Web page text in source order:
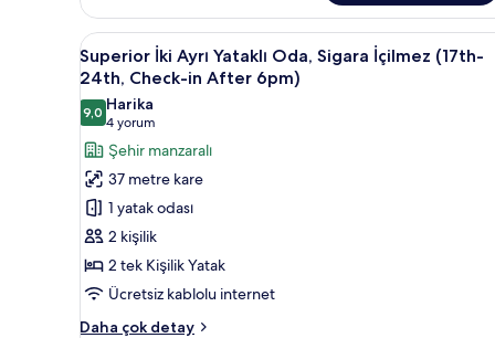
Oda,
Sigara
İçilmez
(10th-
hakkında
daha
fazla
detay
Superior
İki
Ayrı
Yataklı
Oda,
Sigara
İçilmez
(17th-
24th,
Check-
in
After
Kuştüyü yorgan, odada kasa,
8
Superior İki Ayrı Yataklı Oda, Sigara İçilmez (17th-
24th, Check-in After 6pm)
9,09,0 / 10
Harika
4 yorum
(4
yorum)
Şehir manzaralı
37 metre kare
1 yatak odası
2 kişilik
2 tek Kişilik Yatak
Ücretsiz kablolu internet
Daha çok detay
Superior